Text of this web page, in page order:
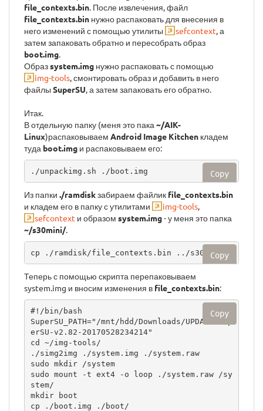
file_contexts.bin. После извлечения, файл
file_contexts.bin нужно распаковать для внесения в
него изменений с помощью утилиты
sefcontext, а
затем запаковать обратно и пересобрать образ
boot.img.
Образsystem.img нужно распаковать с помощью
img-tools, смонтировать образ и добавить в него
файлы SuperSU, а затем запаковать его обратно.
Итак.
В отдельную папку (меня это пака ~/AIK-
Linux)распаковываем Android Image Kitchen кладем
туда boot.img и распаковываем его:
./unpackimg.sh ./boot.img Copy
Из папки ./ramdiskзабираем файлик file_contexts.bin
и кладем его в папку с утилитами
img-tools,
sefcontext и образом system.img- у меня это папка
~/s30mini/.
cp ./ramdisk/file_contexts.bin ../s30mini/
Copy
Теперь с помощью скрипта перепаковываем
system.img и вносим изменения в file_contexts.bin:
#!/bin/bash
SuperSU_PATH="/mnt/hdd/Downloads/UPDATE-Sup
erSU-v2.82-20170528234214"
cd ~/img-tools/
./simg2img ./system.img ./system.raw
sudo mkdir /system
sudo mount -t ext4 -o loop ./system.raw /sy
stem/
mkdir boot
cp ./boot.img ./boot/
Copy